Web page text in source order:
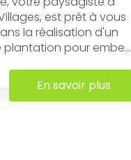
est prêt à vous
la réalisation d'un
pour embe...
En savoir plus